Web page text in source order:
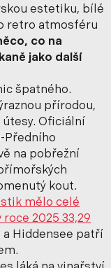
estetiku, bílé
retro atmosféru
co na
jako další
špatného.
přírodou,
Oficiální
Předního
na pobřežní
kout.
mělo celé
roce 2025 33,29
a Hiddensee patří